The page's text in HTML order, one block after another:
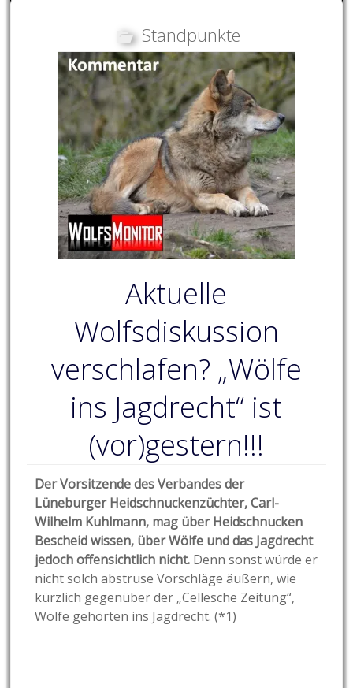
Standpunkte
Aktuelle
Wolfsdiskussion
verschlafen? „Wölfe
ins Jagdrecht“ ist
(vor)gestern!!!
Der Vorsitzende des Verbandes der
Lüneburger Heidschnuckenzüchter, Carl-
Wilhelm Kuhlmann, mag über Heidschnucken
Bescheid wissen, über Wölfe und das Jagdrecht
jedoch offensichtlich nicht. Denn sonst würde er
nicht solch abstruse Vorschläge äußern, wie
kürzlich gegenüber der „Cellesche Zeitung“,
Wölfe gehörten ins Jagdrecht. (*1)